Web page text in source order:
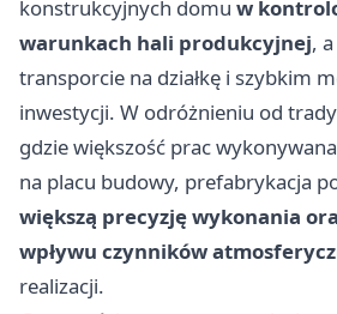
konstrukcyjnych domu w
warunkach hali produkcyjnej,
transporcie na działkę i szybkim
inwestycji. W odróżnieniu od
gdzie większość prac
na placu budowy, prefabrykacja
większą precyzję wykonania
wpływu czynników
realizacji.